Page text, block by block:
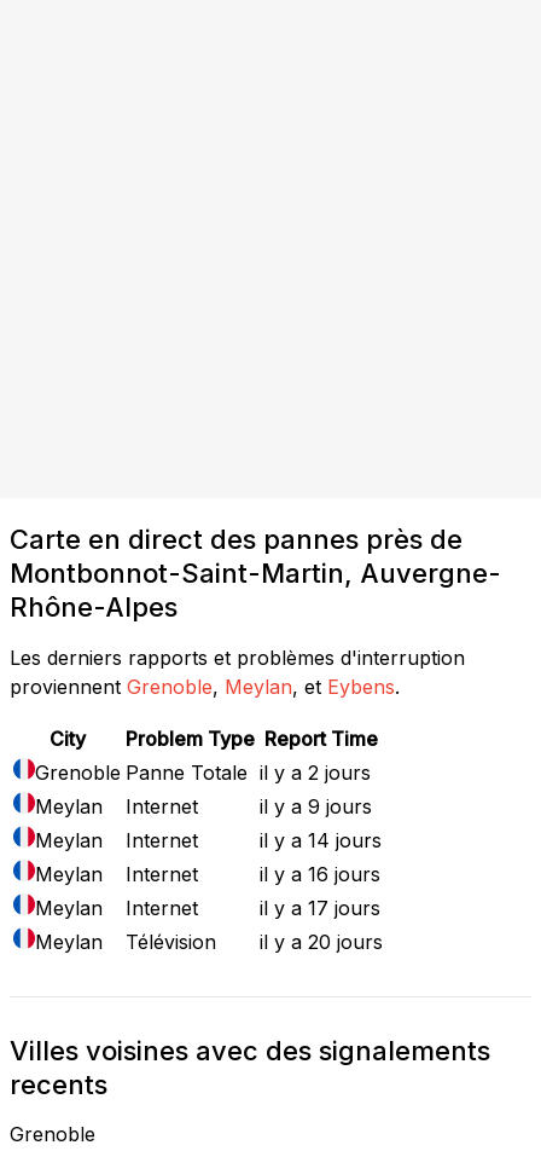
Carte en direct des pannes près de
Montbonnot-Saint-Martin, Auvergne-
Rhône-Alpes
Les derniers rapports et problèmes d'interruption
proviennent Grenoble, Meylan, et Eybens.
City Problem Type Report Time
Grenoble Panne Totale il y a 2 jours
Meylan
Internet
il y a 9 jours
Meylan
Internet
il y a 14 jours
Meylan
Internet
il y a 16 jours
Meylan
Internet
il y a 17 jours
Meylan
Télévision il y a 20 jours
Villes voisines avec des signalements
recents
Grenoble